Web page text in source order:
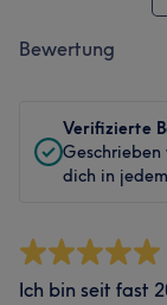
Bewertung
Verifizierte
dich in
Ich bin seit fast